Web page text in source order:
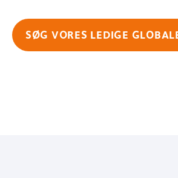
SØG VORES LEDIGE